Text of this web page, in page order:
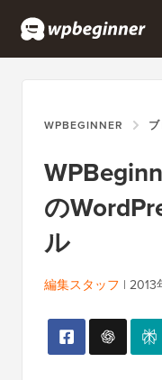
WPBEGINNER
の
ル
編集スタッフ | 2013